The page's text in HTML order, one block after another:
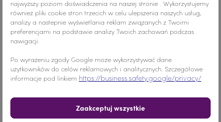
Szczegóły produktu
Kolor Czarny Jet Hematite/Szary
10 SZTUK
najwyższy poziom doświadczenia na naszej stronie . Wykorzystujemy
również pliki cookie stron trzecich w celu ulepszenia naszych usług,
analizy a nastepnie wyświetlania reklam związanych z Twoimi
preferencjami na podstawie analizy Twoich zachowań podczas
nawigacji.
Po wyrażeniu zgody Google może wykorzystywać dane
użytkowników do celów reklamowych i analitycznych. Szczegółowe
informacje pod linkiem https://business.safety.google/privacy/
Zaakceptuj wszystkie